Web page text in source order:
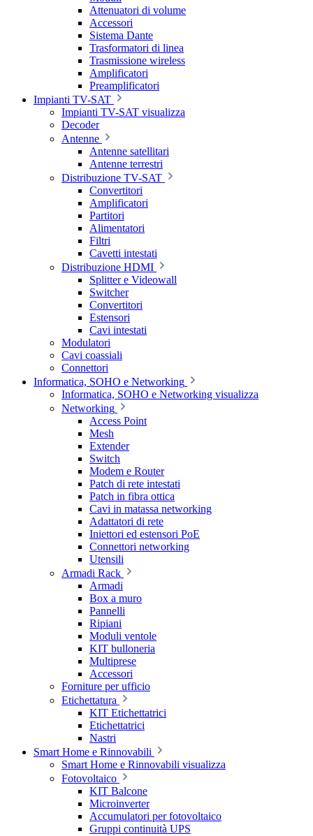
Attenuatori di volume
Accessori
Sistema Dante
Trasformatori di linea
Trasmissione wireless
Amplificatori
Preamplificatori
Impianti TV-SAT
Impianti TV-SAT visualizza
Decoder
Antenne
Antenne satellitari
Antenne terrestri
Distribuzione TV-SAT
Convertitori
Amplificatori
Partitori
Alimentatori
Filtri
Cavetti intestati
Distribuzione HDMI
Splitter e Videowall
Switcher
Convertitori
Estensori
Cavi intestati
Modulatori
Cavi coassiali
Connettori
Informatica, SOHO e Networking
Informatica, SOHO e Networking visualizza
Networking
Access Point
Mesh
Extender
Switch
Modem e Router
Patch di rete intestati
Patch in fibra ottica
Cavi in matassa networking
Adattatori di rete
Iniettori ed estensori PoE
Connettori networking
Utensili
Armadi Rack
Armadi
Box a muro
Pannelli
Ripiani
Moduli ventole
KIT bulloneria
Multiprese
Accessori
Forniture per ufficio
Etichettatura
KIT Etichettatrici
Etichettatrici
Nastri
Smart Home e Rinnovabili
Smart Home e Rinnovabili visualizza
Fotovoltaico
KIT Balcone
Microinverter
Accumulatori per fotovoltaico
Gruppi continuità UPS